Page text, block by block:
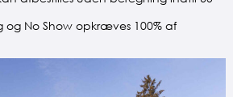
og No Show opkræves 100% af